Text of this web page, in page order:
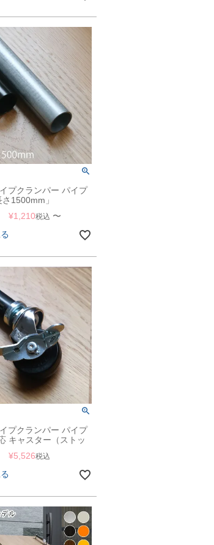
イプクランパー パイプ
1500mm」
¥1,210税込 〜
イプクランパー パイプ
キャスター（ストッ
個セット」
¥5,526税込